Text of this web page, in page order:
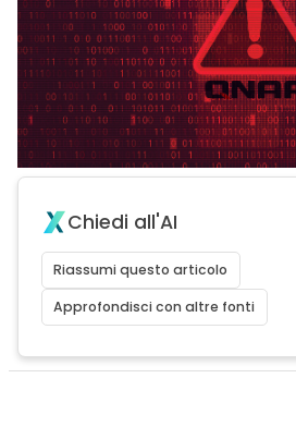
Chiedi all'AI
Riassumi questo articolo
Approfondisci con altre fonti